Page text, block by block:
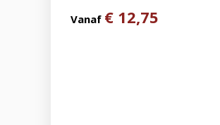
Vanaf € 12,75